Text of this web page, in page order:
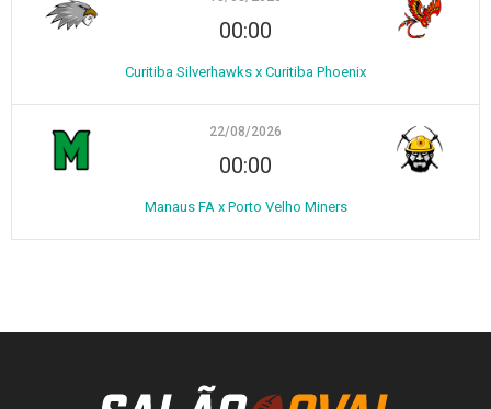
00:00
Curitiba Silverhawks x Curitiba Phoenix
22/08/2026
00:00
Manaus FA x Porto Velho Miners